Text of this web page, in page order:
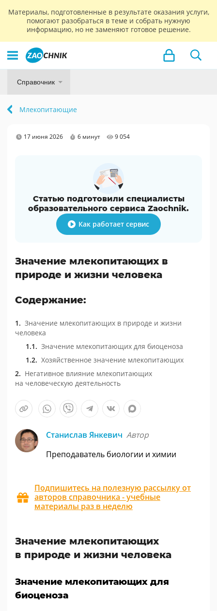
Материалы, подготовленные в результате оказания услуги,
помогают разобраться в теме и собрать нужную
информацию, но не заменяют готовое решение.
Справочник
Млекопитающие
17 июня 2026 6 минут 9 054
Статью подготовили специалисты
образовательного сервиса Zaochnik.
Как работает сервис
Значение млекопитающих в
природе и жизни человека
Содержание:
Значение млекопитающих в природе и жизни
человека
Значение млекопитающих для биоценоза
Хозяйственное значение млекопитающих
Негативное влияние млекопитающих
на человеческую деятельность
Станислав Янкевич Автор
Преподаватель биологии и химии
Подпишитесь на полезную рассылку от
авторов справочника - учебные
материалы раз в неделю
Значение млекопитающих
в природе и жизни человека
Значение млекопитающих для
биоценоза